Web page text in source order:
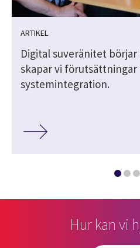
ARTIKEL
Digital suveränitet
skapar vi
systemintegration.
Hur kan vi